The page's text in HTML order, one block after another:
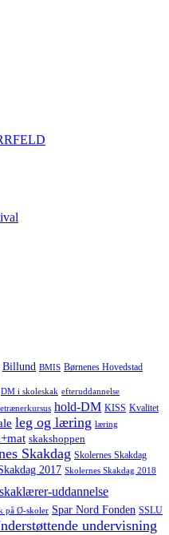
Billund BMIS Børnenes Hovedstad
DM i skoleskak efteruddannelse
hold-DM KISS Kvalitet
leg og læring læring
skakshoppen
Skakdag Skolernes Skakdag
2017 Skolernes Skakdag 2018
uddannelse
på Ø-skoler Spar Nord Fonden SSLU
undervisning